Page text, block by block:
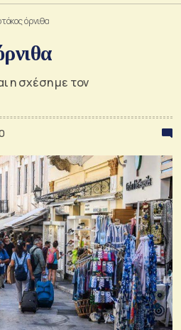
όρνιθα
η σχέση με τον